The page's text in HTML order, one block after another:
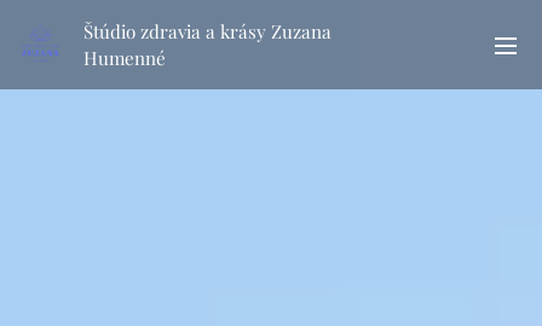
Štúdio zdravia a krásy Zuzana
Humenné